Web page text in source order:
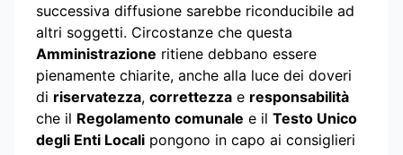
successiva diffusione sarebbe riconducibile ad
altri soggetti. Circostanze che questa
Amministrazione ritiene debbano essere
pienamente chiarite, anche alla luce dei doveri
di riservatezza, correttezza e responsabilità
che il Regolamento comunale e il Testo Unico
degli Enti Locali pongono in capo ai consiglieri